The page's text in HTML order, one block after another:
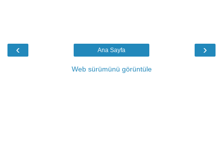
‹ ›
Ana Sayfa
Web sürümünü görüntüle